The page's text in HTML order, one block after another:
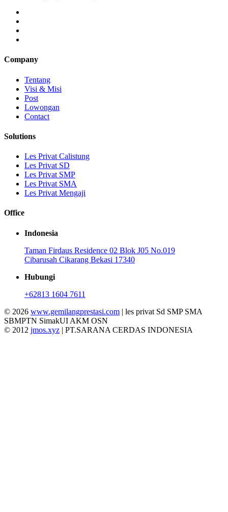
Company
Tentang
Visi & Misi
Post
Lowongan
Contact
Solutions
Les Privat Calistung
Les Privat SD
Les Privat SMP
Les Privat SMA
Les Privat Mengaji
Office
Indonesia
Taman Firdaus Residence 02 Blok J05 No.019
Cibarusah Cikarang Bekasi 17340
Hubungi
+62813 1604 7611
© 2026 www.gemilangprestasi.com | les privat Sd SMP SMA
SBMPTN SimakUI AKM OSN
© 2012 jmos.xyz | PT.SARANA CERDAS INDONESIA